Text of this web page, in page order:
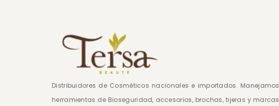
Distribuidores de Cosméticos nacionales e importados. Manejamos
herramientas de Bioseguridad, accesorios, brochas, tijeras y marcas